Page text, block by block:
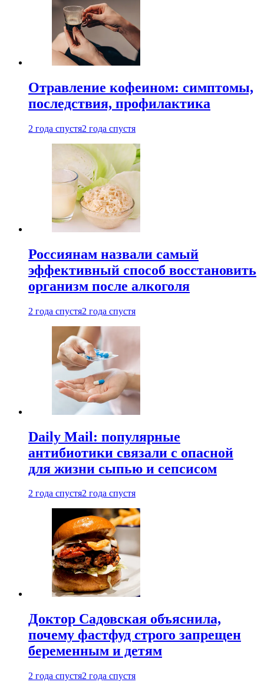
Отравление кофеином: симптомы,
последствия, профилактика
2 года спустя2 года спустя
Россиянам назвали самый
эффективный способ восстановить
организм после алкоголя
2 года спустя2 года спустя
Daily Mail: популярные
антибиотики связали с опасной
для жизни сыпью и сепсисом
2 года спустя2 года спустя
Доктор Садовская объяснила,
почему фастфуд строго запрещен
беременным и детям
2 года спустя2 года спустя